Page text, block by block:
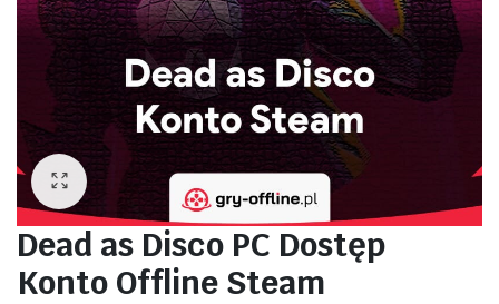
Dead as Disco PC Dostęp
Konto Offline Steam